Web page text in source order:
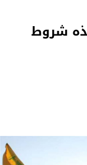
شروط